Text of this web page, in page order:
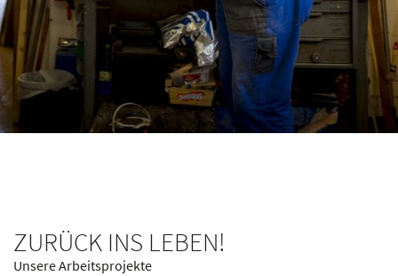
ZURÜCK INS LEBEN!
Unsere Arbeitsprojekte